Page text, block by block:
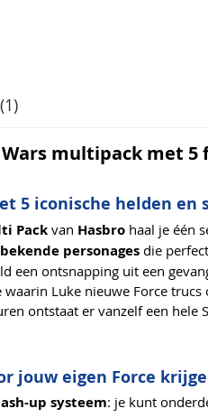
multipack met 5
5 iconische helden en
Packvan Hasbro haal je één
personagesdie
een ontsnapping uit een
waarin Luke nieuwe Force
ontstaat er vanzelf een hele
jouw eigen Force
up systeem: je kunt